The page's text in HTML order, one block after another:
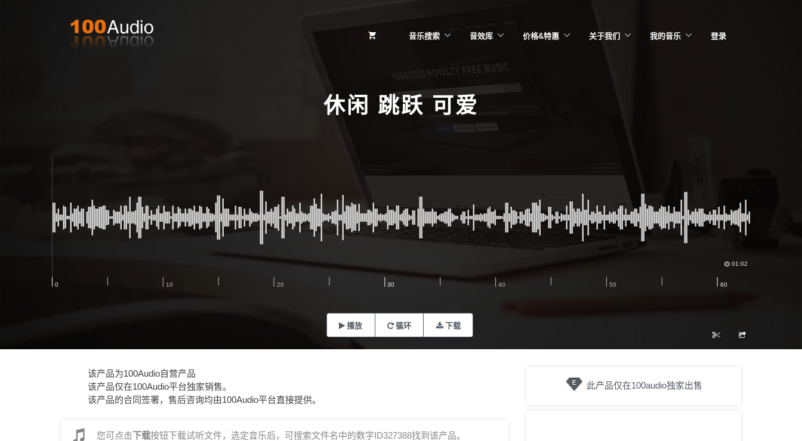
音乐搜索 音效库 价格&特惠 关于我们 我的音乐 登录
休闲 跳跃 可爱
播放 循环 下载
01:02
该产品为100Audio自营产品
该产品仅在100Audio平台独家销售。
该产品的合同签署，售后咨询均由100Audio平台直接提供。
您可点击下载按钮下载试听文件，选定音乐后，可搜索文件名中的数字ID327388找到该产品。
此产品仅在100audio独家出售